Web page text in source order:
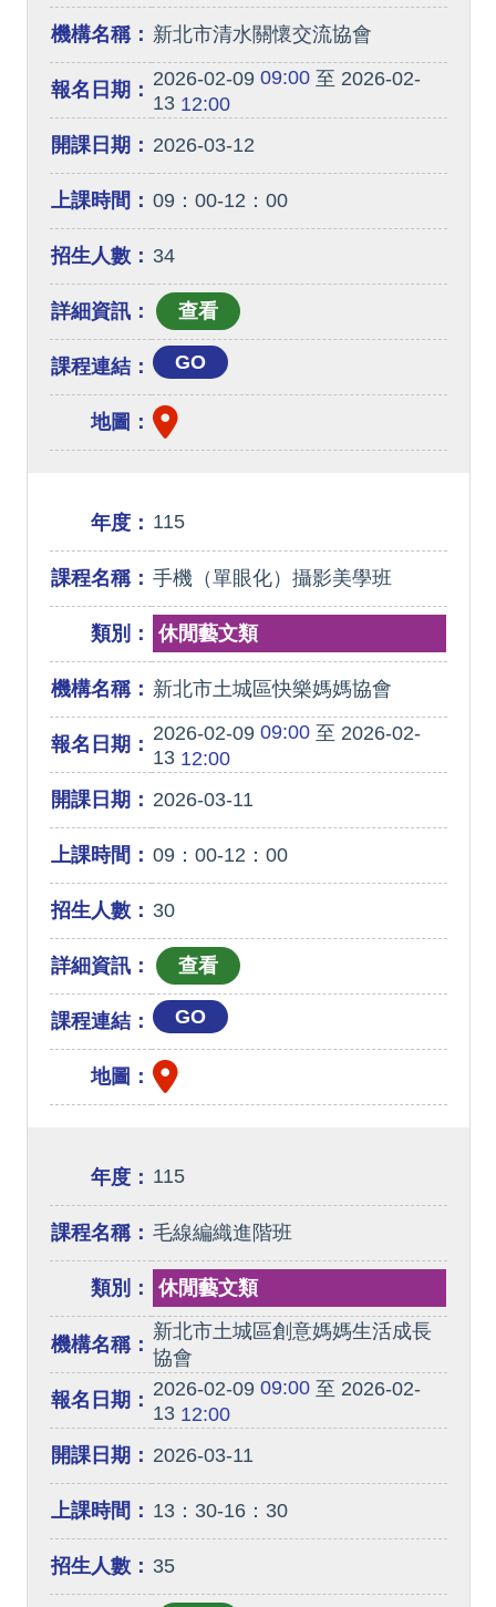
機構名稱： 新北市清水關懷交流協會
報名日期： 2026-02-0909:00至 2026-02-
1312:00
開課日期： 2026-03-12
上課時間： 09：00-12：00
招生人數： 34
詳細資訊：
課程連結： GO
地圖：
年度： 115
課程名稱： 手機（單眼化）攝影美學班
類別： 休閒藝文類
機構名稱： 新北市土城區快樂媽媽協會
報名日期： 2026-02-0909:00至 2026-02-
1312:00
開課日期： 2026-03-11
上課時間： 09：00-12：00
招生人數： 30
詳細資訊：
課程連結： GO
地圖：
年度： 115
課程名稱： 毛線編織進階班
類別： 休閒藝文類
機構名稱：
新北市土城區創意媽媽生活成長
協會
報名日期： 2026-02-0909:00至 2026-02-
1312:00
開課日期： 2026-03-11
上課時間： 13：30-16：30
招生人數： 35